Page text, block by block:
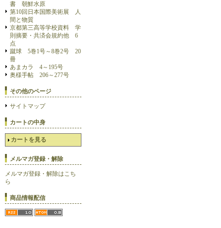
書 朝鮮水原
第10回日本国際美術展 人
間と物質
京都第三高等学校資料 学
則摘要・共済会規約他 6
点
蹴球 5巻1号～8巻2号 20
冊
あまカラ 4～195号
奥様手帖 206～277号
その他のページ
サイトマップ
カートの中身
カートを見る
メルマガ登録・解除
メルマガ登録・解除はこち
ら
商品情報配信